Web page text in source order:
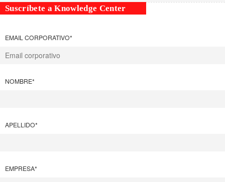
Suscríbete a Knowledge Center
EMAIL CORPORATIVO*
NOMBRE*
APELLIDO*
EMPRESA*